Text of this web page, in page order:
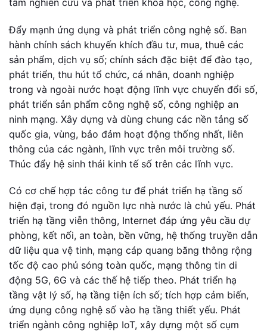
Đẩy mạnh ứng dụng và phát triển công nghệ số. Ban
hành chính sách khuyến khích đầu tư, mua, thuê các
sản phẩm, dịch vụ số; chính sách đặc biệt để đào tạo,
phát triển, thu hút tổ chức, cá nhân, doanh nghiệp
trong và ngoài nước hoạt động lĩnh vực chuyển đổi số,
phát triển sản phẩm công nghệ số, công nghiệp an
ninh mạng. Xây dựng và dùng chung các nền tảng số
quốc gia, vùng, bảo đảm hoạt động thống nhất, liên
thông của các ngành, lĩnh vực trên môi trường số.
Thúc đẩy hệ sinh thái kinh tế số trên các lĩnh vực.
Có cơ chế hợp tác công tư để phát triển hạ tầng số
hiện đại, trong đó nguồn lực nhà nước là chủ yếu. Phát
triển hạ tầng viễn thông, Internet đáp ứng yêu cầu dự
phòng, kết nối, an toàn, bền vững, hệ thống truyền dẫn
dữ liệu qua vệ tinh, mạng cáp quang băng thông rộng
tốc độ cao phủ sóng toàn quốc, mạng thông tin di
động 5G, 6G và các thế hệ tiếp theo. Phát triển hạ
tầng vật lý số, hạ tầng tiện ích số; tích hợp cảm biến,
ứng dụng công nghệ số vào hạ tầng thiết yếu. Phát
triển ngành công nghiệp IoT, xây dựng một số cụm